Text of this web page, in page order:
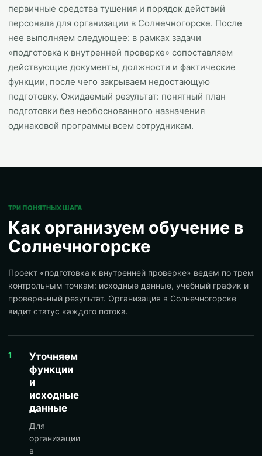
первичные средства тушения и порядок действий
персонала для организации в Солнечногорске. После
нее выполняем следующее: в рамках задачи
«подготовка к внутренней проверке» сопоставляем
действующие документы, должности и фактические
функции, после чего закрываем недостающую
подготовку. Ожидаемый результат: понятный план
подготовки без необоснованного назначения
одинаковой программы всем сотрудникам.
ТРИ ПОНЯТНЫХ ШАГА
Как организуем обучение в
Солнечногорске
Проект «подготовка к внутренней проверке» ведем по трем
контрольным точкам: исходные данные, учебный график и
проверенный результат. Организация в Солнечногорске
видит статус каждого потока.
1
Уточняем
функции
и
исходные
данные
Для
организации
в